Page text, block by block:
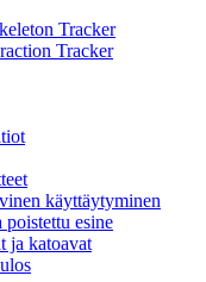
Tracker
Tracker
käyttäytyminen
esine
ja katoavat